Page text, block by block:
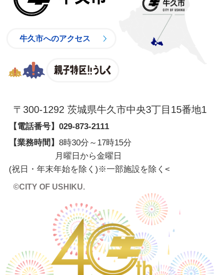
牛久市へのアクセス
〒300-1292 茨城県牛久市中央3丁目15番地1
【電話番号】 029-873-2111
【業務時間】 8時30分～17時15分
月曜日から金曜日
(祝日・年末年始を除く)※一部施設を除く <
©CITY OF USHIKU.